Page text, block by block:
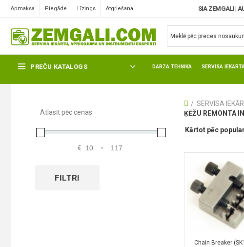
Apmaksa Piegāde Līzings Atgriešana SIA ZEMGALI |
PREČU KATALOGS DĀRZA TEHNIKA SERVISA
ĶĒŽU REMONTA INSTRUMENTI
Atlasīt pēc cenas
€ -
FILTRI
SERVISA
ĶĒŽU REMONTA
Chain Breaker